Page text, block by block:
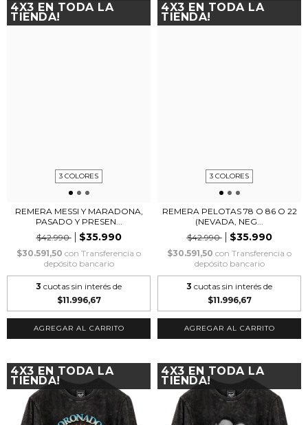
4X3 EN TODA LA
TIENDA!
3 COLORES
REMERA MESSI Y MARADONA,
PASADO Y PRESEN...
$42.990
$35.990
$30.591,50 con Transferencia o
depósito bancario
3 cuotas sin interés de
$11.996,67
AGREGAR AL CARRITO
4X3 EN TODA LA
TIENDA!
3 COLORES
REMERA PELOTAS 78 O 86 O 22
(NEVADA, NEG...
$42.990
$35.990
$30.591,50 con Transferencia o
depósito bancario
3 cuotas sin interés de
$11.996,67
AGREGAR AL CARRITO
4X3 EN TODA LA
TIENDA!
4X3 EN TODA LA
TIENDA!